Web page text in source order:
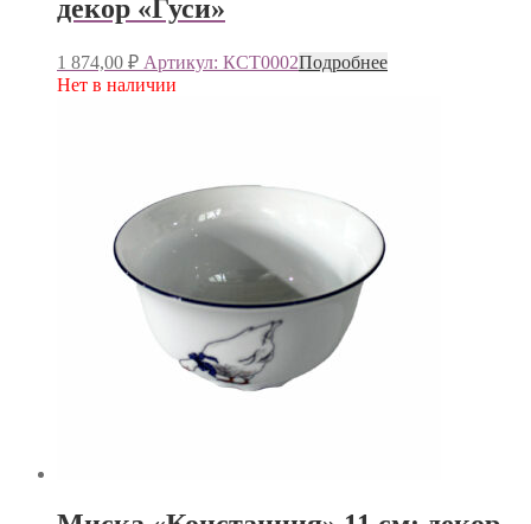
декор «Гуси»
1 874,00 ₽ Артикул: КСТ0002Подробнее
Нет в наличии